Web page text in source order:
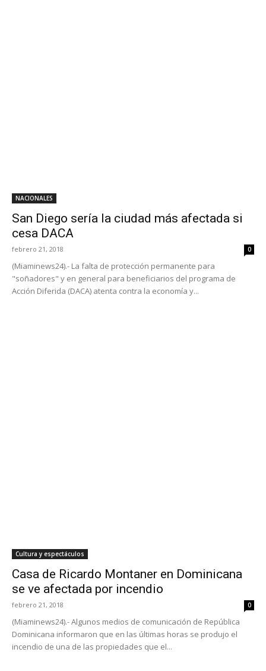
NACIONALES
San Diego sería la ciudad más afectada si
cesa DACA
febrero 21, 2018 0
(Miaminews24).- La falta de protección permanente para
"soñadores" y en general para beneficiarios del programa de
Acción Diferida (DACA) atenta contra la economía y...
Cultura y espectáculos
Casa de Ricardo Montaner en Dominicana
se ve afectada por incendio
febrero 21, 2018 0
(Miaminews24).- Algunos medios de comunicación de República
Dominicana informaron que en las últimas horas se produjo el
incendio de una de las propiedades que el...